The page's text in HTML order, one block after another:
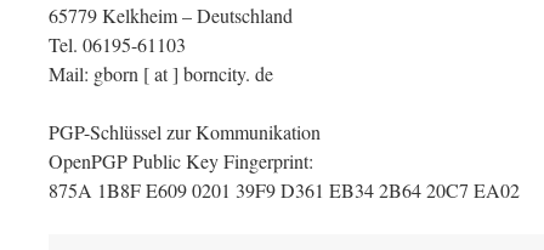
65779 Kelkheim – Deutschland
Tel. 06195-61103
Mail: gborn [ at ] borncity. de
PGP-Schlüssel zur Kommunikation
OpenPGP Public Key Fingerprint:
875A 1B8F E609 0201 39F9 D361 EB34 2B64 20C7 EA02